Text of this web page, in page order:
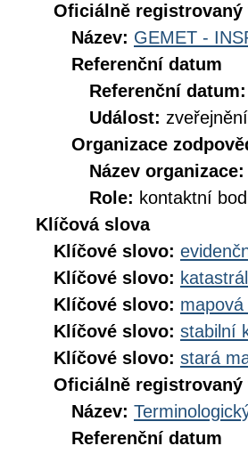
Oficiálně registrovaný
Název: GEMET -
Referenční datum
Referenční datum:
Událost: zveřejnění
Organizace
Název organizace:
Role: kontaktní bod
Klíčová slova
Klíčové slovo:
Klíčové slovo:
Klíčové slovo:
Klíčové slovo: stabilní
Klíčové slovo: stará
Oficiálně registrovaný
Název:
Referenční datum